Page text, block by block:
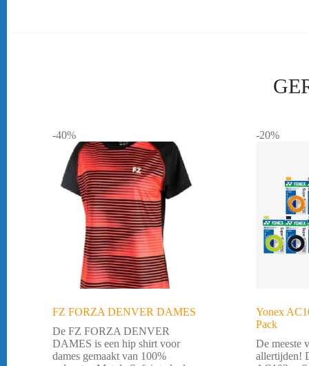
-40%
FZ FORZA DENVER DAMES
De FZ FORZA DENVER
DAMES is een hip shirt voor
dames gemaakt van 100%
-20%
Yonex
Pack
De meeste
allertijden!